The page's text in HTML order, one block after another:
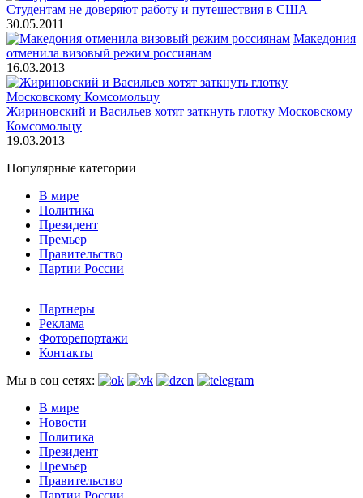
Студентам не доверяют работу и путешествия в США
30.05.2011
Македония
отменила визовый режим россиянам
16.03.2013
Жириновский и Васильев хотят заткнуть глотку Московскому
Комсомольцу
19.03.2013
Популярные категории
В мире
Политика
Президент
Премьер
Правительство
Партии России
Партнеры
Реклама
Фоторепортажи
Контакты
Мы в соц сетях:
В мире
Новости
Политика
Президент
Премьер
Правительство
Партии России